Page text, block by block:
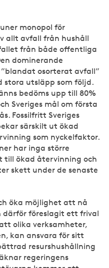
monopol för
allt avfall från hushåll
från både offentliga
dominerande
osorterat avfall”
stora utsläpp som följd.
bedöms upp till 80%
Sveriges mål om första
Fossilfritt Sveriges
särskilt ut ökad
som nyckelfaktor.
har inga större
till ökad återvinning och
skett under de senaste
öka möjlighet att nå
därför föreslagit ett frival
olika verksamheter,
kan ansvara för sitt
resurshushållning
regeringens